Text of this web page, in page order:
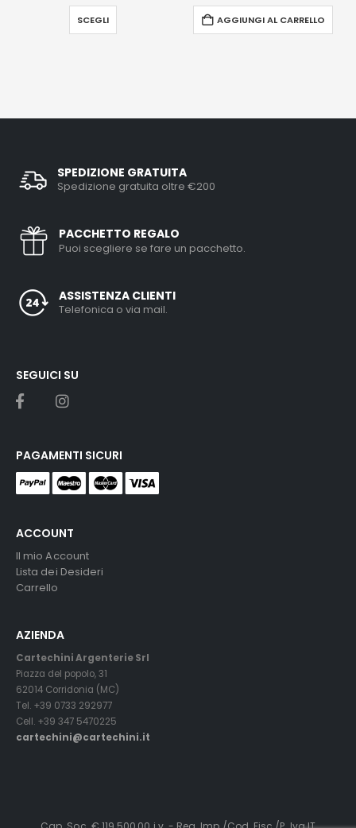
SCEGLI AGGIUNGI AL CARRELLO
SPEDIZIONE GRATUITA
Spedizione gratuita oltre €200
PACCHETTO REGALO
Puoi scegliere se fare un pacchetto.
ASSISTENZA CLIENTI
Telefonica o via mail.
ACCOUNT
Il mio Account
Lista dei Desideri
Carrello
AZIENDA
Cartechini Argenterie Srl
Piazza del popolo, 31
62014 Corridonia (MC)
Tel. +39 0733 292977
Cell. +39 347 5470225
cartechini@cartechini.it
SEGUICI SU
PAGAMENTI SICURI